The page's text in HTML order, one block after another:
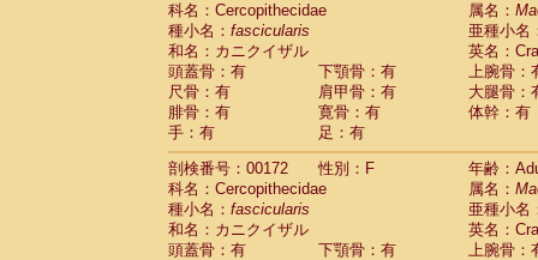
科名：Cercopithecidae
属名：
種小名： fascicularis
亜種小名
和名：カニクイザル
英名：
頭蓋骨：有
下顎骨：有
上腕骨：
尺骨：有
肩甲骨：有
大腿骨：
腓骨：有
寛骨：有
体幹：有
手：有
足：有
剖検番号：00172
性別：F
年齢：
科名：Cercopithecidae
属名：
種小名： fascicularis
亜種小名
和名：カニクイザル
英名：
頭蓋骨：有
下顎骨：有
上腕骨：